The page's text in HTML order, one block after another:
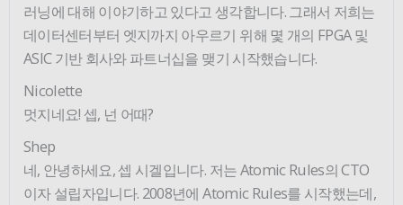
러닝에 대해 이야기하고 있다고 생각합니다. 그래서 저희는
데이터센터부터 엣지까지 아우르기 위해 몇 개의 FPGA 및
ASIC 기반 회사와 파트너십을 맺기 시작했습니다.
Nicolette
멋지네요! 셉, 넌 어때?
Shep
네, 안녕하세요, 셉 시겔입니다. 저는 Atomic Rules의 CTO
이자 설립자입니다. 2008년에 Atomic Rules를 시작했는데,